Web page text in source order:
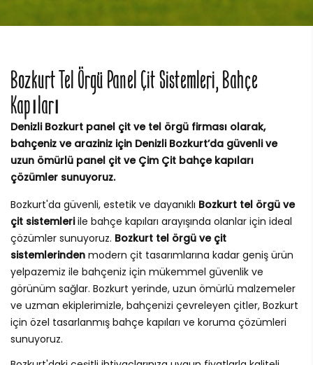
Bozkurt Tel Örgü Panel Çit Sistemleri, Bahçe
Kapıları
Denizli Bozkurt panel çit ve tel örgü firması olarak,
bahçeniz ve araziniz için Denizli Bozkurt’da güvenli ve
uzun ömürlü panel çit ve Çim Çit bahçe kapıları
çözümler sunuyoruz.
Bozkurt'da güvenli, estetik ve dayanıklı Bozkurt tel örgü ve
çit sistemleriile bahçe kapıları arayışında olanlar için ideal
çözümler sunuyoruz. Bozkurt tel örgü ve çit
sistemlerinden modern çit tasarımlarına kadar geniş ürün
yelpazemiz ile bahçeniz için mükemmel güvenlik ve
görünüm sağlar. Bozkurt yerinde, uzun ömürlü malzemeler
ve uzman ekiplerimizle, bahçenizi çevreleyen çitler, Bozkurt
için özel tasarlanmış bahçe kapıları ve koruma çözümleri
sunuyoruz.